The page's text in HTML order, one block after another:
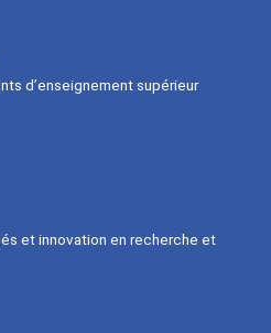
d’enseignement supérieur
et innovation en recherche et